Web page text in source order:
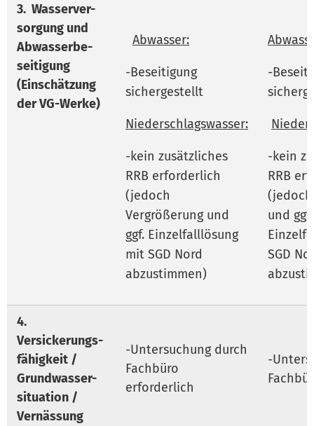
3. Wasserver-
sorgung und
Abwasserbe-
seitigung
(Einschätzung
der VG-Werke)
Abwasser:
-Beseitigung
sichergestellt
Niederschlagswasser:
-kein zusätzliches
RRB erforderlich
(jedoch
Vergrößerung und
ggf. Einzelfalllösung
mit SGD Nord
abzustimmen)
-
-kein
RRB
(jedoch
und ggf.
SGD
4.
Versickerungs-
fähigkeit /
Grundwasser-
situation /
Vernässung
-Untersuchung durch
Fachbüro
erforderlich
-